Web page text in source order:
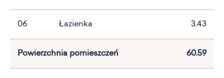
06 Łazienka 3.43
Powierzchnia pomieszczeń 60.59